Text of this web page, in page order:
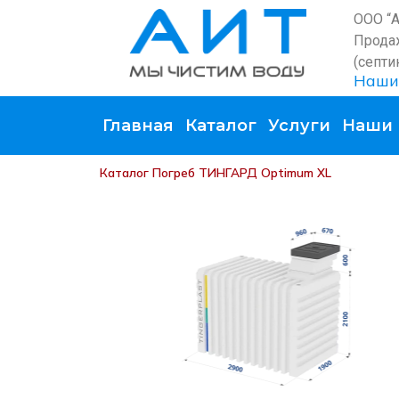
ООО
Главная Каталог Услуги Наши
Каталог Погреб ТИНГАРД Optimum XL